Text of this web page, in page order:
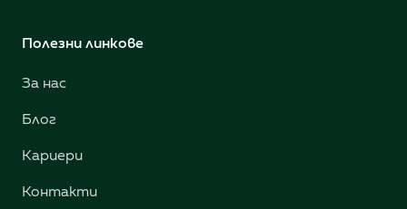
Полезни линкове
За нас
Блог
Кариери
Контакти